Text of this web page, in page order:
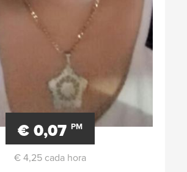
€ 0,07 PM
€ 4,25 cada hora